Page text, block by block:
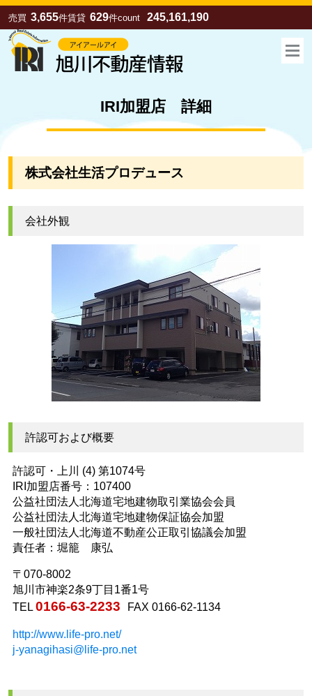
売買 3,655件賃貸 629件count 245,161,190
お気に入り 売買
IRI加盟店 詳細
株式会社生活プロデュース
会社外観
許認可および概要
許認可・上川 (4) 第1074号
IRI加盟店番号：107400
公益社団法人北海道宅地建物取引業協会会員
公益社団法人北海道宅地建物保証協会加盟
一般社団法人北海道不動産公正取引協議会加盟
責任者：堀籠 康弘
〒070-8002
旭川市神楽2条9丁目1番1号
TEL 0166-63-2233 FAX 0166-62-1134
http://www.life-pro.net/
j-yanagihasi@life-pro.net